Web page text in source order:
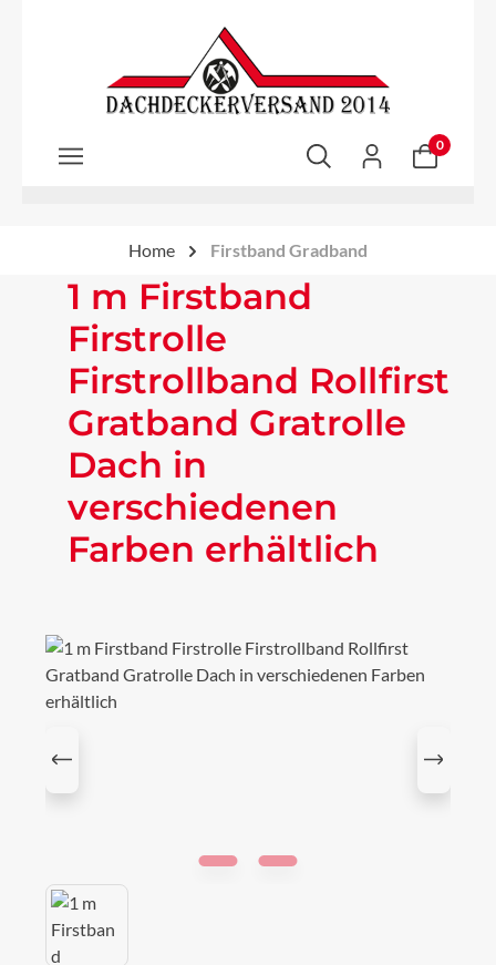
Zum Hauptinhalt springen
0
Home Firstband Gradband
1 m Firstband
Firstrolle
Firstrollband Rollfirst
Gratband Gratrolle
Dach in
verschiedenen
Farben erhältlich
Bildergalerie überspringen